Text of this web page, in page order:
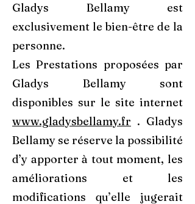
Gladys Bellamy est
exclusivement le bien-être de la
personne.
Les Prestations proposées par
Gladys Bellamy sont
disponibles sur le site internet
www.gladysbellamy.fr . Gladys
Bellamy se réserve la possibilité
d’y apporter à tout moment, les
améliorations et les
modifications qu’elle jugerait